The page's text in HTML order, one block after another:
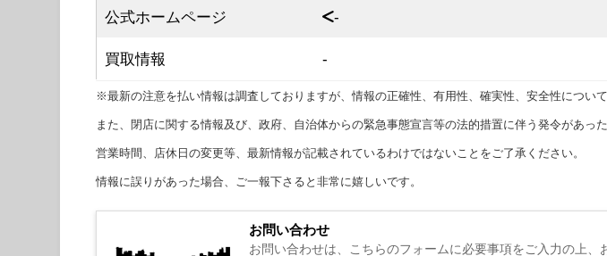
公式ホームページ <-
買取情報 -
※最新の注意を払い情報は調査しておりますが、情報の正確性、有用性、確実性、安全性につい
また、閉店に関する情報及び、政府、自治体からの緊急事態宣言等の法的措置に伴う発令があった
営業時間、店休日の変更等、最新情報が記載されているわけではないことをご了承ください。
情報に誤りがあった場合、ご一報下さると非常に嬉しいです。
お問い合わせ
お問い合わせは、こちらのフォームに必要事項をご入力の上、